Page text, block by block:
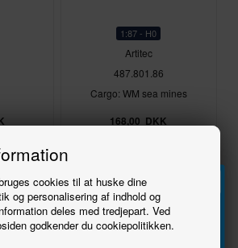
cookies til at huske dine
og personalisering af indhold og
deles med tredjepart. Ved
godkender du cookiepolitikken.
1:87 - H0
Artitec
487.801.86
Cargo: WM sea mines
168,00 DKK
På lager
Nyhed Nyhed
1:87 - H0
Tilmeld